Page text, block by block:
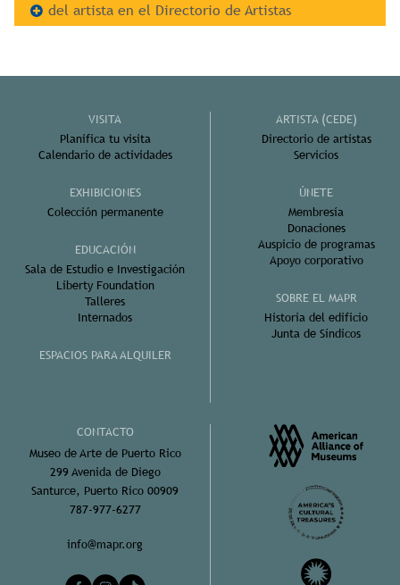
del artista en el Directorio de Artistas
VISITA
Planifica tu visita
Calendario de actividades
EXHIBICIONES
Colección permanente
EDUCACIÓN
Sala de Estudio e Investigación
Liberty Foundation
Talleres
Internados
ESPACIOS PARA ALQUILER
ARTISTA (CEDE)
Directorio de artistas
Servicios
ÚNETE
Membresía
Donaciones
Auspicio de programas
Apoyo corporativo
SOBRE EL MAPR
Historia del edificio
Junta de Síndicos
CONTACTO
Museo de Arte de Puerto Rico
299 Avenida de Diego
Santurce, Puerto Rico 00909
787-977-6277
info@mapr.org